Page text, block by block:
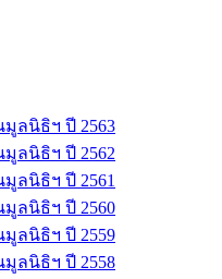
ลนิธิฯ ปี 2563
ลนิธิฯ ปี 2562
ลนิธิฯ ปี 2561
ลนิธิฯ ปี 2560
ลนิธิฯ ปี 2559
ลนิธิฯ ปี 2558